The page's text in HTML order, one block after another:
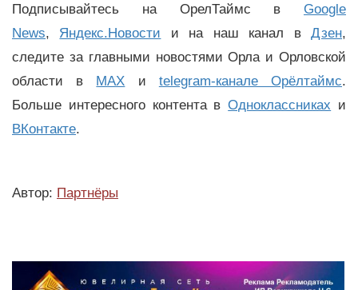
Подписывайтесь на ОрелТаймс в Google
News, Яндекс.Новости и на наш канал вДзен,
следите за главными новостями Орла и Орловской
области в MAX и telegram-канале Орёлтаймс.
Больше интересного контента вОдноклассниках и
ВКонтакте.
Автор: Партнёры